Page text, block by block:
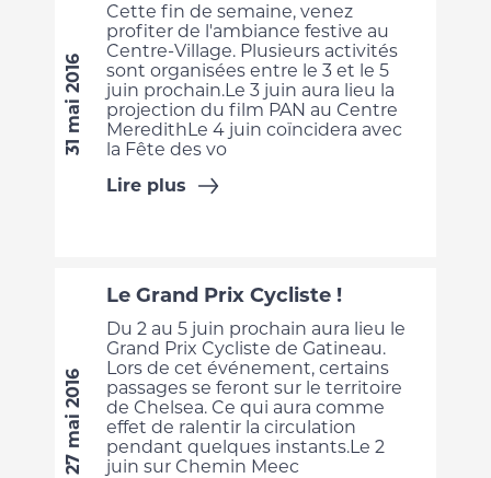
Cette fin de semaine, venez
profiter de l'ambiance festive au
Centre-Village. Plusieurs activités
sont organisées entre le 3 et le 5
juin prochain.Le 3 juin aura lieu la
projection du film PAN au Centre
MeredithLe 4 juin coïncidera avec
la Fête des vo
Lire plus
31 mai 2016
Le Grand Prix Cycliste !
Du 2 au 5 juin prochain aura lieu le
Grand Prix Cycliste de Gatineau.
Lors de cet événement, certains
passages se feront sur le territoire
de Chelsea. Ce qui aura comme
effet de ralentir la circulation
pendant quelques instants.Le 2
juin sur Chemin Meec
27 mai 2016